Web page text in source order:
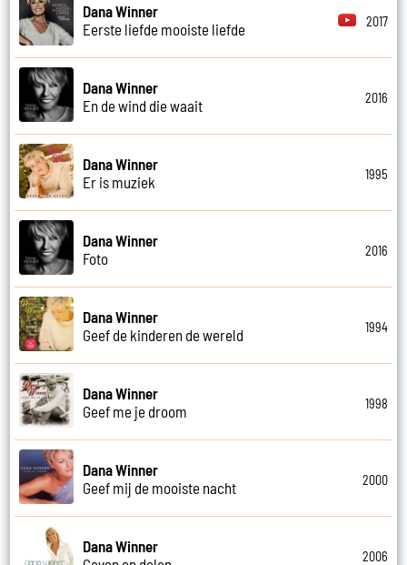
Dana Winner
Eerste liefde mooiste liefde
2017
Dana Winner
En de wind die waait
2016
Dana Winner
Er is muziek
1995
Dana Winner
Foto
2016
Dana Winner
Geef de kinderen de wereld
1994
Dana Winner
Geef me je droom
1998
Dana Winner
Geef mij de mooiste nacht
2000
Dana Winner
2006